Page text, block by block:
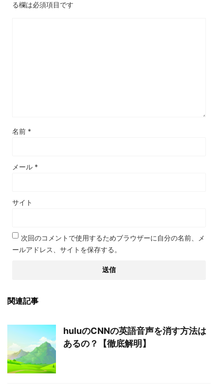
る欄は必須項目です
名前 *
メール *
サイト
次回のコメントで使用するためブラウザーに自分の名前、メ
ールアドレス、サイトを保存する。
関連記事
huluのCNNの英語音声を消す方法は
あるの？【徹底解明】